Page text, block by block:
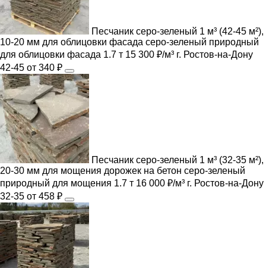
Песчаник серо-зеленый 1 м³ (42-45 м²),
10-20 мм для облицовки фасада серо-зеленый природный
для облицовки фасада 1.7 т 15 300 ₽/м³ г. Ростов-на-Дону
42-45 от 340 ₽
Песчаник серо-зеленый 1 м³ (32-35 м²),
20-30 мм для мощения дорожек на бетон серо-зеленый
природный для мощения 1.7 т 16 000 ₽/м³ г. Ростов-на-Дону
32-35 от 458 ₽